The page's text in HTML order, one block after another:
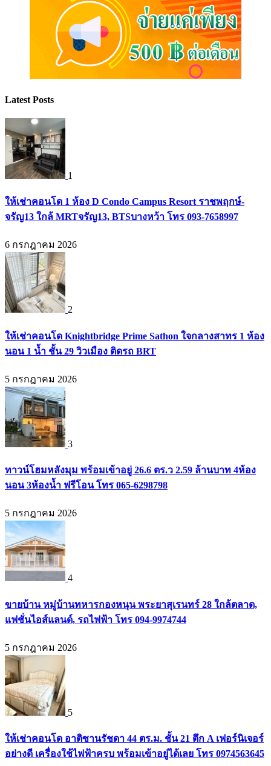
Latest Posts
1
ให้เช่าคอนโด 1 ห้อง D Condo Campus Resort ราชพฤกษ์-
จรัญ13 ใกล้ MRTจรัญ13, BTSบางหว้า โทร 093-7658997
6 กรกฎาคม 2026
2
ให้เช่าคอนโด Knightbridge Prime Sathon ใจกลางสาทร 1 ห้อง
นอน 1 น้ำ ชั้น 29 วิวเมือง ติดรถ BRT
5 กรกฎาคม 2026
3
ทาวน์โฮมหลังมุม พร้อมเข้าอยู่ 26.6 ตร.ว 2.59 ล้านบาท 4ห้อง
นอน 3ห้องน้ำ ฟรีโอน โทร 065-6298798
5 กรกฎาคม 2026
4
ขายบ้าน หมู่บ้านทหารกองหนุน พระยาสุเรนทร์ 28 ใกล้ตลาด,
แฟชั่นไอส์แลนด์, รถไฟฟ้า โทร 094-9974744
5 กรกฎาคม 2026
5
ให้เช่าคอนโด อาติซานรัชดา 44 ตร.ม. ชั้น 21 ตึก A เฟอร์นิเจอร์
อย่างดี เครื่องใช้ไฟฟ้าครบ พร้อมเข้าอยู่ได้เลย โทร 0974563645